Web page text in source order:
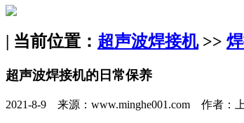
| 当前位置： 超声波焊接机>>
超声波焊接机的日常保养
2021-8-9 来源：www.minghe001.com 作者：